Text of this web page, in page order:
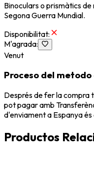
Binoculars o prismàtics
Segona Guerra Mundial.
Disponibilitat:
M'agrada:
Venut
Proceso del
Després de fer la compra
pot pagar amb
d'enviament a Espanya
Productos